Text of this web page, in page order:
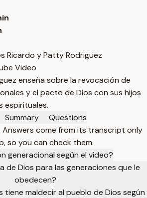
Ricardo y Patty Rodriguez
Video
enseña sobre la revocación de
y el pacto de Dios con sus hijos
espirituales.
Summary
Questions
come from its transcript only
so you can check them.
generacional según el video?
de Dios para las generaciones que le
obedecen?
tiene maldecir al pueblo de Dios según